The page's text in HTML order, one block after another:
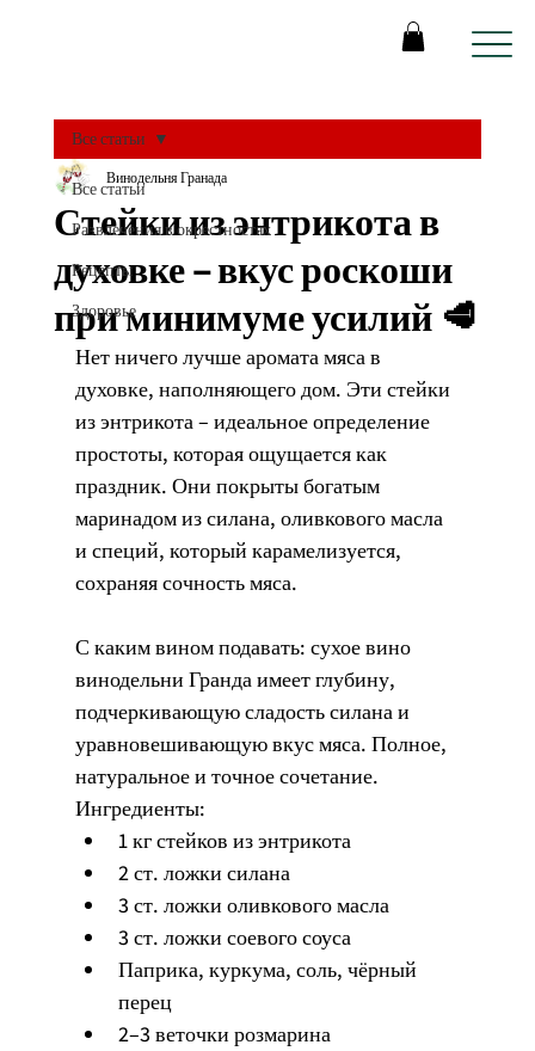
Все статьи
Развлечения в окрестностях
Рецепты
Здоровье
Все статьи
Стейки из энтрикота в
духовке – вкус роскоши
при минимуме усилий 🥩
Винодельня Гранада
Нет ничего лучше аромата мяса в
духовке, наполняющего дом. Эти стейки
из энтрикота – идеальное определение
простоты, которая ощущается как
праздник. Они покрыты богатым
маринадом из силана, оливкового масла
и специй, который карамелизуется,
сохраняя сочность мяса.
С каким вином подавать: сухое вино
винодельни Гранда имеет глубину,
подчеркивающую сладость силана и
уравновешивающую вкус мяса. Полное,
натуральное и точное сочетание.
Ингредиенты:
1 кг стейков из энтрикота
2 ст. ложки силана
3 ст. ложки оливкового масла
3 ст. ложки соевого соуса
Паприка, куркума, соль, чёрный
перец
2–3 веточки розмарина